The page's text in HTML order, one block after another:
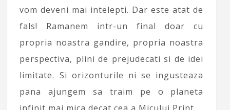
vom deveni mai intelepti. Dar este atat de
fals! Ramanem intr-un final doar cu
propria noastra gandire, propria noastra
perspectiva, plini de prejudecati si de idei
limitate. Si orizonturile ni se ingusteaza
pana ajungem sa traim pe o planeta